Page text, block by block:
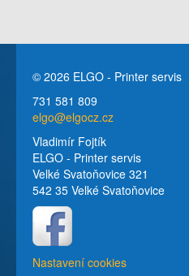
© 2026 ELGO - Printer servis
731 581 809
elgo@elgocz.cz
Vladimír Fojtík
ELGO - Printer servis
Velké Svatoňovice 321
542 35 Velké Svatoňovice
Nastavení cookies